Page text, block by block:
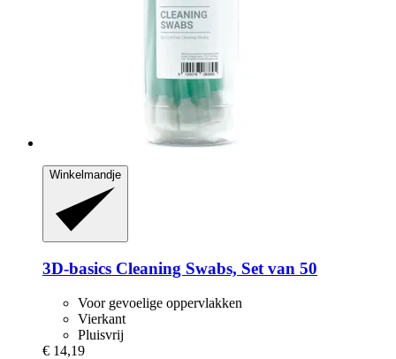
Winkelmandje
3D-basics Cleaning Swabs, Set van 50
Voor gevoelige oppervlakken
Vierkant
Pluisvrij
€ 14,19